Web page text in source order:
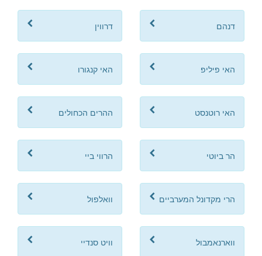
דנהם דרווין
האי פיליפ האי קנגורו
האי רוטנסט ההרים הכחולים
הר ביוטי הרווי ביי
הרי מקדונל המערביים וואלפול
ווארנאמבול וויט סנדיי